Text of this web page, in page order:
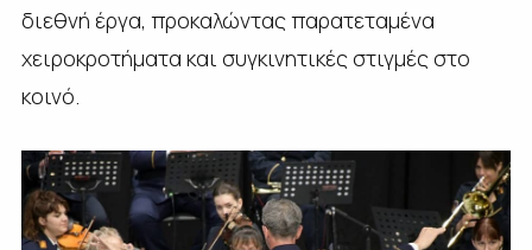
διεθνή έργα, προκαλώντας παρατεταμένα
χειροκροτήματα και συγκινητικές στιγμές στο
κοινό.